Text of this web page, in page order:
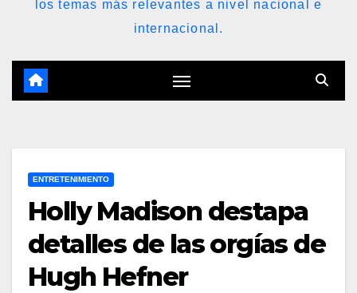
los temas más relevantes a nivel nacional e
internacional.
ENTRETENIMIENTO
Holly Madison destapa
detalles de las orgías de
Hugh Hefner